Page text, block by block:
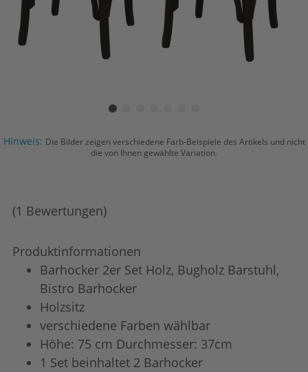
Hinweis: Die Bilder zeigen verschiedene Farb-Beispiele des Artikels und nicht
die von Ihnen gewählte Variation.
(1 Bewertungen)
Produktinformationen
Barhocker 2er Set Holz, Bugholz Barstuhl,
Bistro Barhocker
Holzsitz
verschiedene Farben wählbar
Höhe: 75 cm Durchmesser: 37cm
1 Set beinhaltet 2 Barhocker